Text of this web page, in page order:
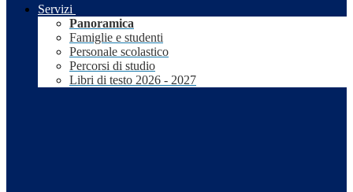
Servizi
Panoramica
Famiglie e studenti
Personale scolastico
Percorsi di studio
Libri di testo 2026 - 2027